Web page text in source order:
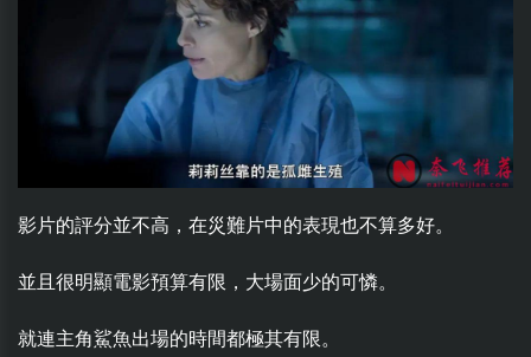
影片的評分並不高，在災難片中的表現也不算多好。
並且很明顯電影預算有限，大場面少的可憐。
就連主角鯊魚出場的時間都極其有限。